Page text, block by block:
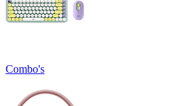
Combo's